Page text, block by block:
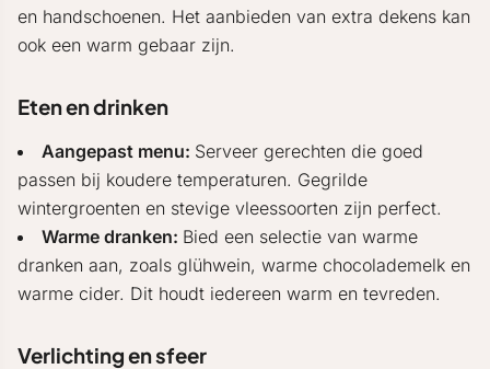
en handschoenen. Het aanbieden van extra dekens kan
ook een warm gebaar zijn.
Eten en drinken
Aangepast menu: Serveer gerechten die goed
passen bij koudere temperaturen. Gegrilde
wintergroenten en stevige vleessoorten zijn perfect.
Warme dranken: Bied een selectie van warme
dranken aan, zoals glühwein, warme chocolademelk en
warme cider. Dit houdt iedereen warm en tevreden.
Verlichting en sfeer